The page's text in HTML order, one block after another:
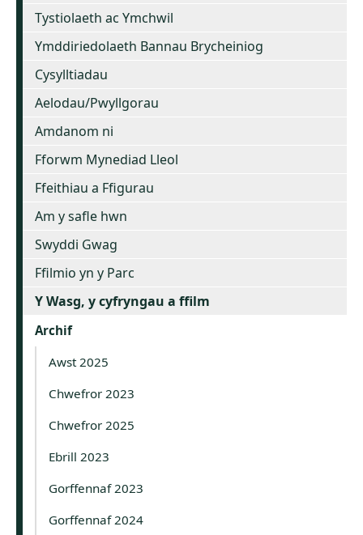
Tystiolaeth ac Ymchwil
Ymddiriedolaeth Bannau Brycheiniog
Cysylltiadau
Aelodau/Pwyllgorau
Amdanom ni
Fforwm Mynediad Lleol
Ffeithiau a Ffigurau
Am y safle hwn
Swyddi Gwag
Ffilmio yn y Parc
Y Wasg, y cyfryngau a ffilm
Archif
Awst 2025
Chwefror 2023
Chwefror 2025
Ebrill 2023
Gorffennaf 2023
Gorffennaf 2024